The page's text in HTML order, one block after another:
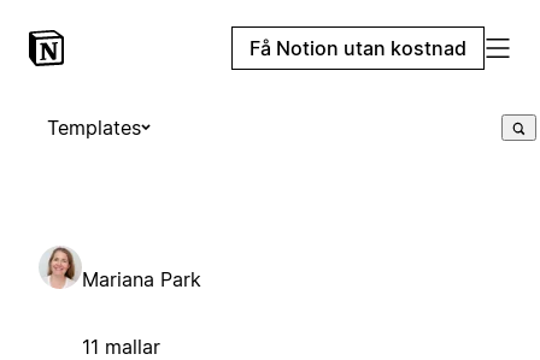
Få Notion utan kostnad
Templates
Mariana Park
11 mallar